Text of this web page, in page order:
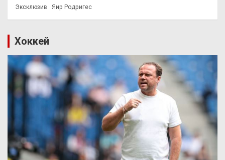
Эксклюзив Яир Родригес
Хоккей